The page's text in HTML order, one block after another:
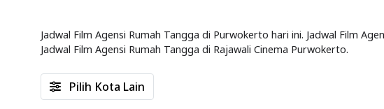
Jadwal Film Agensi Rumah Tangga di Purwokerto hari ini. Jadwal Film
Jadwal Film Agensi Rumah Tangga di Rajawali Cinema Purwokerto.
Pilih Kota Lain